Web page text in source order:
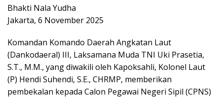
Bhakti Nala Yudha
Jakarta, 6 November 2025
Komandan Komando Daerah Angkatan Laut
(Dankodaeral) III, Laksamana Muda TNI Uki Prasetia,
S.T., M.M., yang diwakili oleh Kapoksahli, Kolonel Laut
(P) Hendi Suhendi, S.E., CHRMP, memberikan
pembekalan kepada Calon Pegawai Negeri Sipil (CPNS)